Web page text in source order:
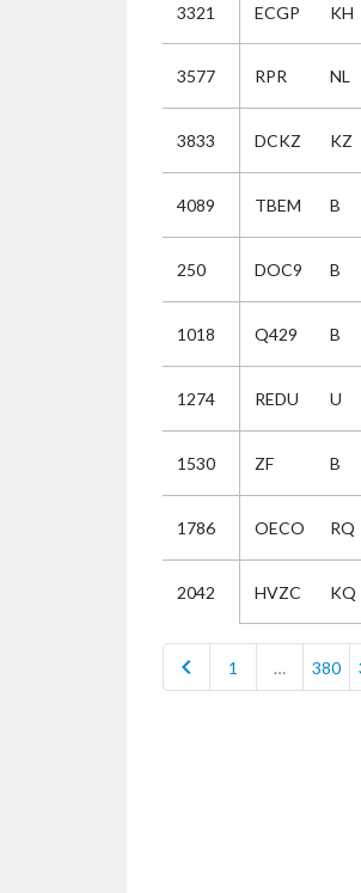
3321 ECGP KH
3577 RPR NL
3833 DCKZ KZ
4089 TBEM B
250 DOC9 B
1018 Q429 B
1274 REDU U
1530 ZF B
1786 OECO RQ
2042 HVZC KQ
chevron_left 1 … 380